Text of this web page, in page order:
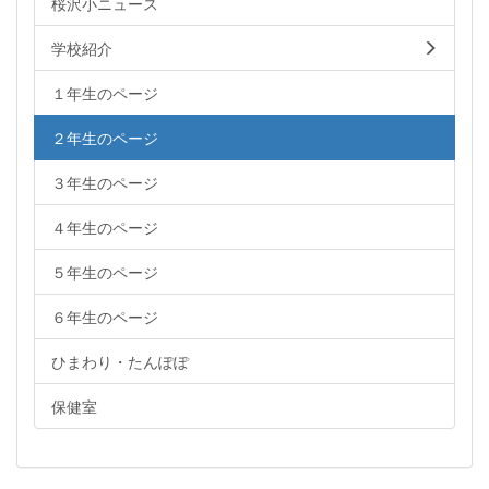
学校紹介
１年生のページ
２年生のページ
３年生のページ
４年生のページ
５年生のページ
６年生のページ
ひまわり・たんぽぽ
保健室